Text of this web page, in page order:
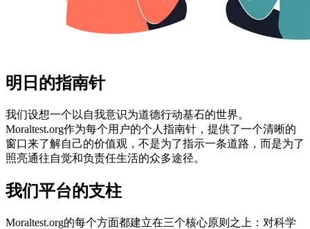
明日的指南针
我们设想一个以自我意识为道德行动基石的世界。
Moraltest.org作为每个用户的个人指南针，提供了一个清晰的
窗口来了解自己的价值观，不是为了指示一条道路，而是为了
照亮通往自觉和负责任生活的众多途径。
我们平台的支柱
Moraltest.org的每个方面都建立在三个核心原则之上：对科学